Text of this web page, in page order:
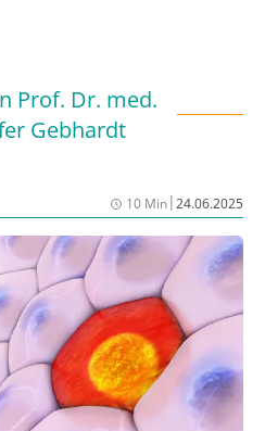
Prof. Dr. med.
Gebhardt
10 Min|24.06.2025